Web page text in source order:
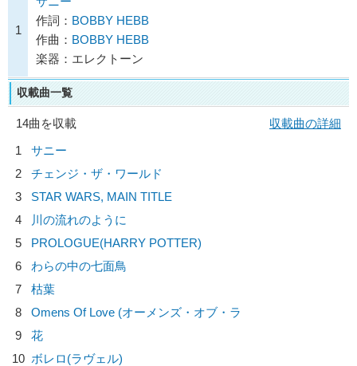
1
作詞： BOBBY HEBB
作曲： BOBBY HEBB
楽器：エレクトーン
収載曲一覧
14曲を収載
収載曲の詳細
1
サニー
2
チェンジ・ザ・ワールド
3
STAR WARS, MAIN TITLE
4
川の流れのように
5
PROLOGUE(HARRY POTTER)
6
わらの中の七面鳥
7
枯葉
8
Omens Of Love (オーメンズ・オブ・ラ
9
花
10 ボレロ(ラヴェル)